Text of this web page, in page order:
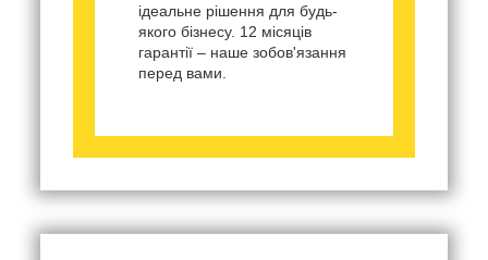
ідеальне рішення для будь-
якого бізнесу. 12 місяців
гарантії – наше зобов'язання
перед вами.